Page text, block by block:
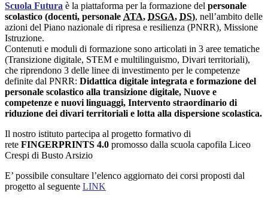
Scuola Futura è la piattaforma per la formazione del personale
scolastico (docenti, personale ATA, DSGA, DS), nell’ambito delle
azioni del Piano nazionale di ripresa e resilienza (PNRR), Missione
Istruzione.
Contenuti e moduli di formazione sono articolati in 3 aree tematiche
(Transizione digitale, STEM e multilinguismo, Divari territoriali),
che riprendono 3 delle linee di investimento per le competenze
definite dal PNRR: Didattica digitale integrata e formazione del
personale scolastico alla transizione digitale, Nuove e
competenze e nuovi linguaggi, Intervento straordinario di
riduzione dei divari territoriali e lotta alla dispersione scolastica.
Il nostro istituto partecipa al progetto formativo di
rete FINGERPRINTS 4.0 promosso dalla scuola capofila Liceo
Crespi di Busto Arsizio
E’ possibile consultare l’elenco aggiornato dei corsi proposti dal
progetto al seguente LINK